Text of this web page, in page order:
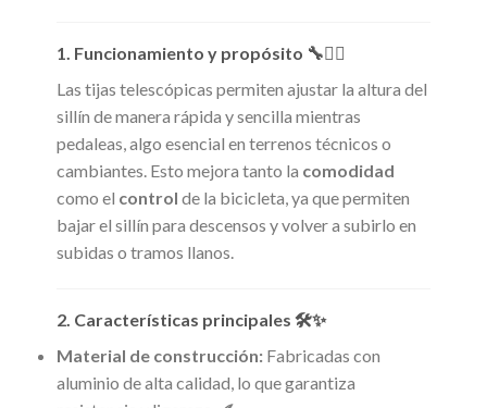
1. Funcionamiento y propósito 🔧🚵‍♀️
Las tijas telescópicas permiten ajustar la altura del
sillín de manera rápida y sencilla mientras
pedaleas, algo esencial en terrenos técnicos o
cambiantes. Esto mejora tanto la comodidad
como el control de la bicicleta, ya que permiten
bajar el sillín para descensos y volver a subirlo en
subidas o tramos llanos.
2. Características principales 🛠️✨
Material de construcción:Fabricadas con
aluminio de alta calidad, lo que garantiza